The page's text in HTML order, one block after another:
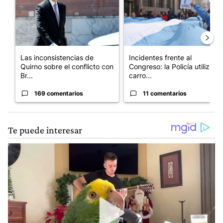
Las inconsistencias de
Quirno sobre el conflicto con
Br...
169 comentarios
Incidentes frente al
Congreso: la Policía utiliza
carro...
11 comentarios